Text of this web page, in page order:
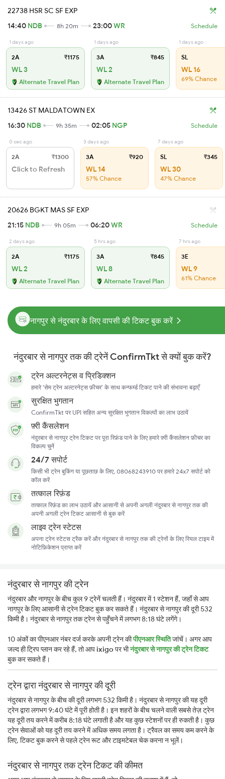
22738 HSR SC SF EXP
14:40 NDB 8h 20m 23:00WR Schedule
1 days ago
2A ₹1175
WL 3
Alternate Travel Plan
1 days ago
3A ₹845
WL 2
Alternate Travel Plan
1 days ago
SL
WL 16
69% Chance
13426 ST MALDATOWN EX
16:30 NDB 9h 35m 02:05 NGP Schedule
0 sec ago
2A ₹1300
Click to Refresh
3 days ago
3A ₹920
WL 14
57% Chance
7 days ago
SL ₹345
WL 30
47% Chance
20626 BGKT MAS SF EXP
21:15 NDB 9h 05m 06:20WR Schedule
2 days ago
2A ₹1175
WL 2
Alternate Travel Plan
5 hrs ago
3A ₹845
WL 8
Alternate Travel Plan
7 hrs ago
3E
WL 9
61% Chance
नागपुर से नंदुरबार के लिए वापसी की टिकट बुक करें
नंदुरबार से नागपुर तक की ट्रेनें ConfirmTkt से क्यों बुक करें?
ट्रेन अल्टरनेट्स व प्रिडिक्शन
हमारे 'सेम ट्रेन अल्टरनेट्स फ़ीचर' के साथ कन्फर्म्ड टिकट पाने की संभावना बढ़ाएँ
सुरक्षित भुगतान
ConfirmTkt पर UPI सहित अन्य सुरक्षित भुगतान विकल्पों का लाभ उठायें
फ़्री कैंसलेशन
नंदुरबार से नागपुर ट्रेन टिकट पर पूरा रिफ़ंड पाने के लिए हमारे फ़्री कैंसलेशन फ़ीचर का
विकल्प चुनें
24/7 सपोर्ट
किसी भी ट्रेन बुकिंग या पूछताछ के लिए, 08068243910 पर हमारे 24x7 सपोर्ट को
कॉल करें
तत्काल रिफ़ंड
तत्काल रिफ़ंड का लाभ उठायें और आसानी से अपनी अगली नंदुरबार से नागपुर तक की
अपनी अगली ट्रेन टिकट आसानी से बुक करें
लाइव ट्रेन स्टेटस
अपना ट्रेन स्टेटस ट्रैक करें और नंदुरबार से नागपुर तक की ट्रेनों के लिए रियल टाइम में
नोटिफ़िकेशन प्राप्त करें
नंदुरबार से नागपुर की ट्रेन
नंदुरबार और नागपुर के बीच कुल 9 ट्रेनें चलती हैं। नंदुरबार में 1 स्टेशन हैं, जहाँ से आप
नागपुर के लिए आसानी से ट्रेन टिकट बुक कर सकते हैं। नंदुरबार से नागपुर की दूरी 532
किमी है। नंदुरबार से नागपुर तक ट्रेन से पहुँचने में लगभग 8:18 घंटे लगेंगे।
10 अंकों का पीएनआर नंबर दर्ज करके अपनी ट्रेन कीपीएनआर स्थितिजांचें। अगर आप
जल्द ही ट्रिप प्लान कर रहे हैं, तो आपixigoपर भीनंदुरबार से नागपुर की ट्रेन टिकट
बुक कर सकते हैं।
ट्रेन द्वारा नंदुरबार से नागपुर की दूरी
नंदुरबार से नागपुर के बीच की दूरी लगभग 532 किमी है। नंदुरबार से नागपुर की यह दूरी
ट्रेन द्वारा लगभग 9:40 घंटे में पूरी होती है। इन शहरों के बीच चलने वाली सबसे तेज़ ट्रेन
यह दूरी तय करने में करीब 8:18 घंटे लगाती है और यह कुछ स्टेशनों पर ही रुकती है। कुछ
ट्रेन सेवाओं को यह दूरी तय करने में अधिक समय लगता है। ट्रैवल का समय कम करने के
लिए, टिकट बुक करने से पहले ट्रेन रूट और टाइमटेबल चेक करना न भूलें।
नंदुरबार से नागपुर तक ट्रेन टिकट की कीमत